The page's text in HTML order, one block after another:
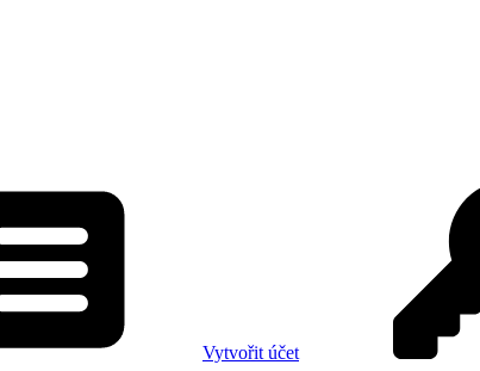
Vytvořit účet